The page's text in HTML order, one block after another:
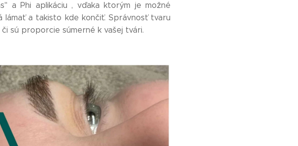
a Phi aplikáciu , vďaka ktorým je možné
a takisto kde končiť. Správnosť tvaru
sú proporcie súmerné k vašej tvári.